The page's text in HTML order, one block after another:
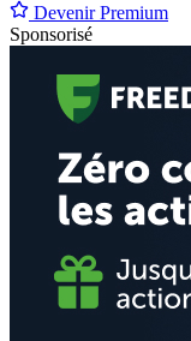
Devenir Premium
Sponsorisé